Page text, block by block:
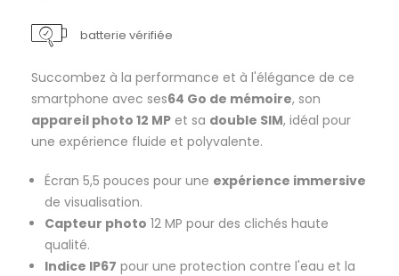
batterie vérifiée
Succombez à la performance et à l'élégance de ce
smartphone avec ses64 Go de mémoire, son
appareil photo 12 MP et sa double SIM, idéal pour
une expérience fluide et polyvalente.
Écran 5,5 pouces pour une expérience immersive
de visualisation.
Capteur photo 12 MP pour des clichés haute
qualité.
Indice IP67 pour une protection contre l'eau et la